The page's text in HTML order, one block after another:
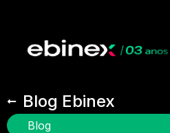
Blog Ebinex
Blog